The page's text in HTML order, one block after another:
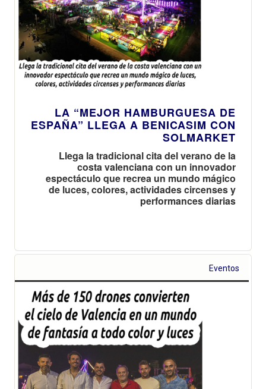
LA “MEJOR HAMBURGUESA DE
ESPAÑA” LLEGA A BENICASIM CON
SOLMARKET
Llega la tradicional cita del verano de la
costa valenciana con un innovador
espectáculo que recrea un mundo mágico
de luces, colores, actividades circenses y
performances diarias
Eventos